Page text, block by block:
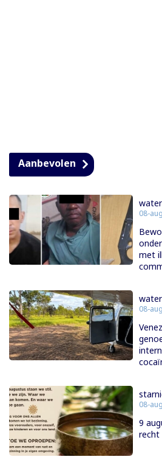
Aanbevolen
08-
met
08-
08-
9
recht